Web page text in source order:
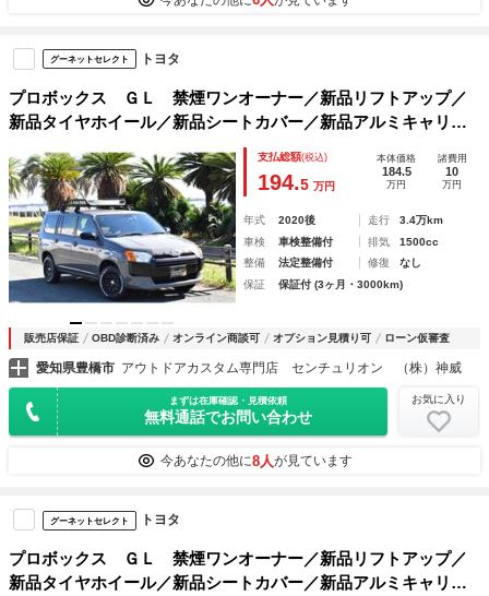
グーネットセレクト トヨタ
プロボックス ＧＬ 禁煙ワンオーナー／新品リフトアップ／
新品タイヤホイール／新品シートカバー／新品アルミキャリア
／セーフティーセンス／プリクラッシュ／レーンキープ／オー
トハイビーム／ナビ／Ｂカメラ／ＥＴＣ／電格ドアミラー
支払総額(税込)
194.5 万円
本体価格
184.5
万円
諸費用
10
万円
年式 2020後 走行
3.4万km
車検
車検整備付 排気
1500cc
整備
法定整備付 修復
なし
保証
保証付 (3ヶ月・3000km)
販売店保証 OBD診断済み オンライン商談可 オプション見積り可 ローン仮審査
愛知県豊橋市 アウトドアカスタム専門店 センチュリオン （株）神威
まずは在庫確認・見積依頼
無料通話でお問い合わせ
お気に入り
今あなたの他に8人が見ています
グーネットセレクト トヨタ
プロボックス ＧＬ 禁煙ワンオーナー／新品リフトアップ／
新品タイヤホイール／新品シートカバー／新品アルミキャリア